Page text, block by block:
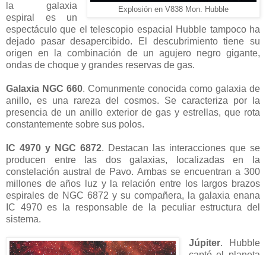
Explosión en V838 Mon. Hubble
la galaxia
espiral es un
espectáculo que el telescopio espacial Hubble tampoco ha
dejado pasar desapercibido. El descubrimiento tiene su
origen en la combinación de un agujero negro gigante,
ondas de choque y grandes reservas de gas.
Galaxia NGC 660. Comunmente conocida como galaxia de
anillo, es una rareza del cosmos. Se caracteriza por la
presencia de un anillo exterior de gas y estrellas, que rota
constantemente sobre sus polos.
IC 4970 y NGC 6872. Destacan las interacciones que se
producen entre las dos galaxias, localizadas en la
constelación austral de Pavo. Ambas se encuentran a 300
millones de años luz y la relación entre los largos brazos
espirales de NGC 6872 y su compañera, la galaxia enana
IC 4970 es la responsable de la peculiar estructura del
sistema.
Júpiter. Hubble